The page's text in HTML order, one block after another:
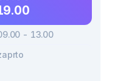
- 13.00